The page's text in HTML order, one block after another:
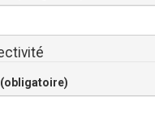
(obligatoire)